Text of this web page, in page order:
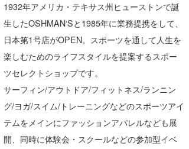
1932年アメリカ・テキサス州ヒューストンで誕
生したOSHMAN‘Sと1985年に業務提携をして、
日本第1号店がOPEN。スポーツを通して人生を
楽しむためのライフスタイルを提案するスポー
ツセレクトショップです。
サーフィン/アウトドア/フィットネス/ランニン
グ/ヨガ/スイム/トレーニングなどのスポーツアイ
テムをメインにファッションアパレルなども展
開、同時に体験会・スクールなどの参加型イベ